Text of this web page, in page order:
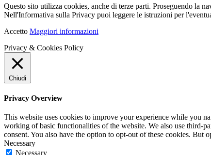
Questo sito utilizza cookies, anche di terze parti. Proseguendo la
Nell'Informativa sulla Privacy puoi leggere le istruzioni per
Accetto Maggiori informazioni
Privacy & Cookies Policy
Chiudi
Privacy Overview
This website uses cookies to improve your experience while you
working of basic functionalities of the website. We also use third-
consent. You also have the option to opt-out of these cookies. But
Necessary
Necessary